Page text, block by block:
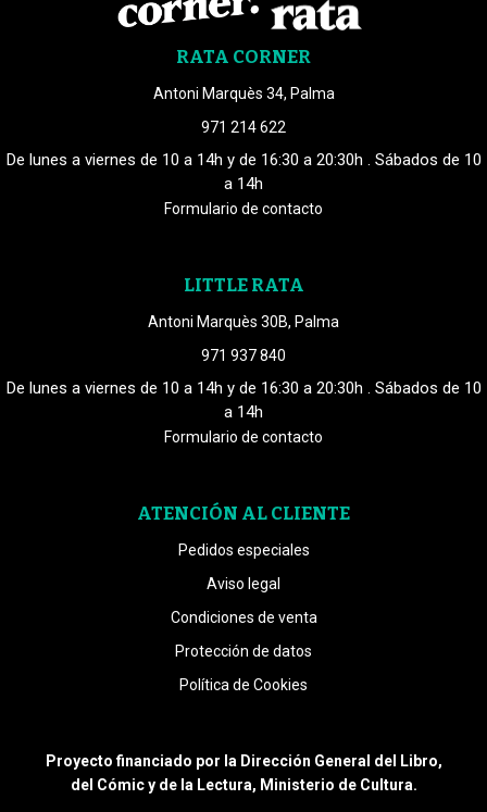
RATA CORNER
Antoni Marquès 34, Palma
971 214 622
De lunes a viernes de 10 a 14h y de 16:30 a 20:30h . Sábados de 10
a 14h
Formulario de contacto
LITTLE RATA
Antoni Marquès 30B, Palma
971 937 840
De lunes a viernes de 10 a 14h y de 16:30 a 20:30h . Sábados de 10
a 14h
Formulario de contacto
ATENCIÓN AL CLIENTE
Pedidos especiales
Aviso legal
Condiciones de venta
Protección de datos
Política de Cookies
Proyecto financiado por la Dirección General del Libro,
del Cómic y de la Lectura, Ministerio de Cultura.